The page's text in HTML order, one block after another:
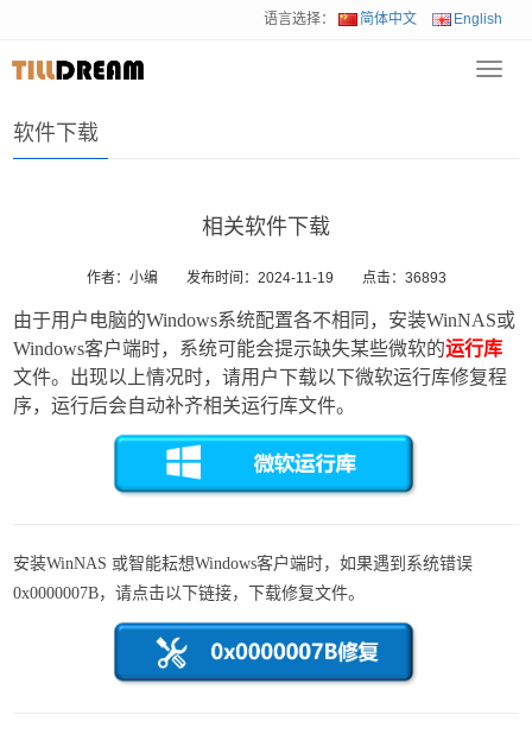
语言选择： 简体中文 English
首页>软件下载
软件下载
相关软件下载
作者：小编 发布时间：2024-11-19 点击： 36893
由于用户电脑的Windows系统配置各不相同，安装WinNAS或
Windows客户端时，系统可能会提示缺失某些微软的运行库
文件。出现以上情况时，请用户下载以下微软运行库修复程
序，运行后会自动补齐相关运行库文件。
安装WinNAS 或智能耘想Windows客户端时，如果遇到系统错误
0x0000007B，请点击以下链接，下载修复文件。